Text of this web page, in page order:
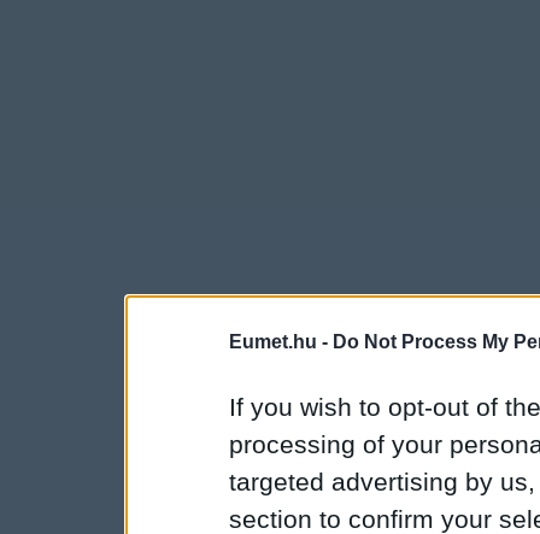
Eumet.hu - Do Not Process My
If you wish to opt-out of
processing of your
targeted advertising by
section to confirm your